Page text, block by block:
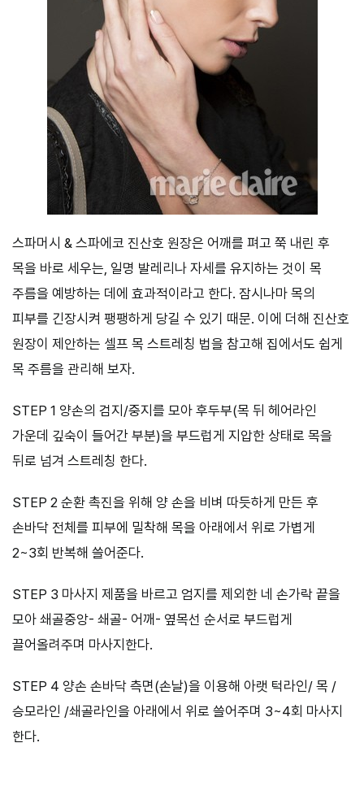
스파머시 & 스파에코 진산호 원장은 어깨를 펴고 쭉 내린 후
목을 바로 세우는, 일명 발레리나 자세를 유지하는 것이 목
주름을 예방하는 데에 효과적이라고 한다. 잠시나마 목의
피부를 긴장시켜 팽팽하게 당길 수 있기 때문. 이에 더해 진산호
원장이 제안하는 셀프 목 스트레칭 법을 참고해 집에서도 쉽게
목 주름을 관리해 보자.
STEP 1 양손의 검지/중지를 모아 후두부(목 뒤 헤어라인
가운데 깊숙이 들어간 부분)을 부드럽게 지압한 상태로 목을
뒤로 넘겨 스트레칭 한다.
STEP 2 순환 촉진을 위해 양 손을 비벼 따듯하게 만든 후
손바닥 전체를 피부에 밀착해 목을 아래에서 위로 가볍게
2~3회 반복해 쓸어준다.
STEP 3 마사지 제품을 바르고 엄지를 제외한 네 손가락 끝을
모아 쇄골중앙- 쇄골- 어깨- 옆목선 순서로 부드럽게
끌어올려주며 마사지한다.
STEP 4 양손 손바닥 측면(손날)을 이용해 아랫 턱라인/ 목 /
승모라인 /쇄골라인을 아래에서 위로 쓸어주며 3~4회 마사지
한다.